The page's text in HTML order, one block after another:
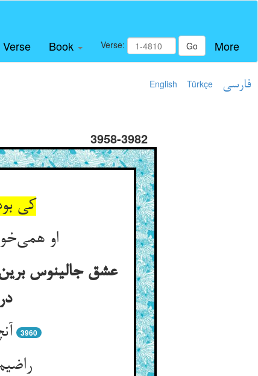
Book Verse: Go More
English Türkçe فارسی
3958-3982
کی
او
عشق جالینوس
3960